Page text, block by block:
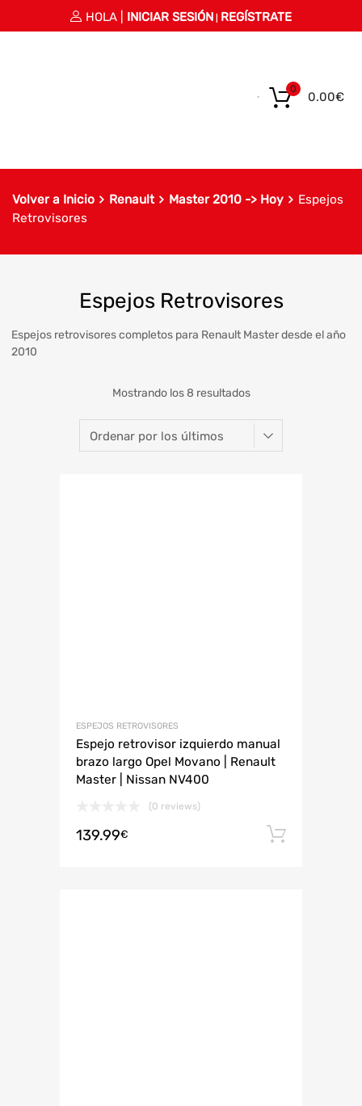
HOLA | INICIAR SESIÓN REGÍSTRATE
0.00€
0
Volver a Inicio Renault Master 2010 -> Hoy
Espejos
Retrovisores
Espejos Retrovisores
Espejos retrovisores completos para Renault Master desde el año
2010
Mostrando los 8 resultados
ESPEJOS RETROVISORES
Espejo retrovisor izquierdo manual
brazo largo Opel Movano | Renault
Master | Nissan NV400
(0 reviews)
139.99€